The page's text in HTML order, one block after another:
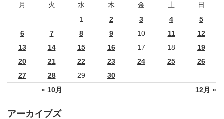
月
火 水 木 金 土 日
« 10月 12月 »
1 2 3 4
5
6
7 8 9 10 11
12
13
14 15 16 17 18
19
20
21 22 23 24 25
26
27
28 29 30
アーカイブズ